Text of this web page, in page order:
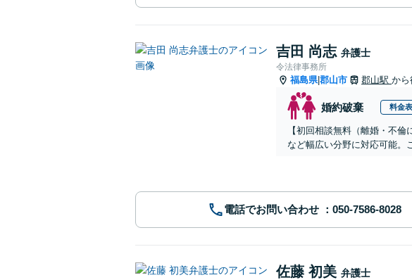
吉田 尚志 弁護士
令法律事務所
福島県|郡山市 郡山駅 から
婚約破棄 料金
【初回相談無料（離婚・不
など幅広い分野に対応可能。
電話でお問い合わせ
佐藤 初美 弁護士